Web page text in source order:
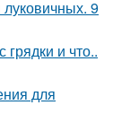
9
грядки и что..
для